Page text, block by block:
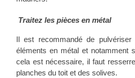
Traitez les pièces en métal
Il est recommandé de
éléments en métal et notamment
cela est nécessaire, il faut
planches du toit et des solives.